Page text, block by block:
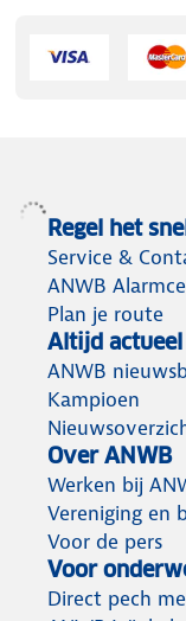
Regel het
Service &
ANWB
Plan je route
Altijd actueel
ANWB
Kampioen
Over ANWB
Werken bij
Vereniging en
Voor de pers
Voor
Direct pech